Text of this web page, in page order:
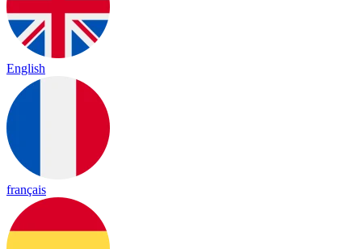
English
français